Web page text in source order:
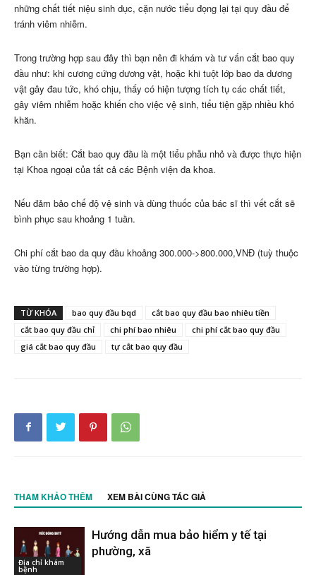
những chất tiết niệu sinh dục, cặn nước tiểu đọng lại tại quy đầu để
tránh viêm nhiễm.
Trong trường hợp sau đây thì bạn nên đi khám và tư vấn cắt bao quy
đầu như: khi cương cứng dương vật, hoặc khi tuột lớp bao da dương
vật gây đau tức, khó chịu, thấy có hiện tượng tích tụ các chất tiết,
gây viêm nhiễm hoặc khiến cho việc vệ sinh, tiểu tiện gặp nhiều khó
khăn.
Bạn cần biết: Cắt bao quy đầu là một tiểu phẫu nhỏ và được thực hiện
tại Khoa ngoại của tất cả các Bệnh viện đa khoa.
Nếu đảm bảo chế độ vệ sinh và dùng thuốc của bác sĩ thì vết cắt sẽ
bình phục sau khoảng 1 tuần.
Chi phí cắt bao da quy đầu khoảng 300.000->800.000,VNĐ (tuỳ thuộc
vào từng trường hợp).
TỪ KHÓA bao quy đầu bqd
cắt bao quy đầu bao nhiêu tiền
cắt bao quy đầu chỉ
chi phí bao nhiêu
chi phí cắt bao quy đầu
giá cắt bao quy đầu
tự cắt bao quy đầu
THAM KHẢO THÊM XEM BÀI CÙNG TÁC GIẢ
Địa chỉ khám
bệnh
Hướng dẫn mua bảo hiểm y tế tại
phường, xã